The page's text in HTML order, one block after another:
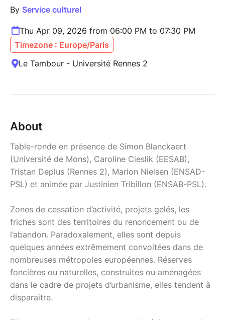
By Service culturel
Thu Apr 09, 2026 from 06:00 PM to 07:30 PM
Timezone : Europe/Paris
Le Tambour - Université Rennes 2
About
Table-ronde en présence de Simon Blanckaert
(Université de Mons), Caroline Cieslik (EESAB),
Tristan Deplus (Rennes 2), Marion Nielsen (ENSAD-
PSL) et animée par Justinien Tribillon (ENSAB-PSL).
Zones de cessation d’activité, projets gelés, les
friches sont des territoires du renoncement ou de
l’abandon. Paradoxalement, elles sont depuis
quelques années extrêmement convoitées dans de
nombreuses métropoles européennes. Réserves
foncières ou naturelles, construites ou aménagées
dans le cadre de projets d’urbanisme, elles tendent à
disparaitre.